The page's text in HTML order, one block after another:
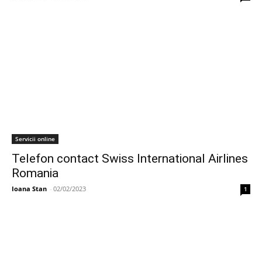
Servicii online
Telefon contact Swiss International Airlines
Romania
Ioana Stan - 02/02/2023 1